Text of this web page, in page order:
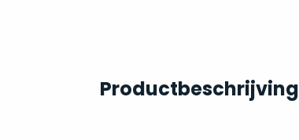
Productbeschrijving